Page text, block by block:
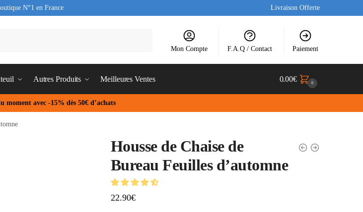
N°1 en France Livraison Offerte
Mon Compte F.A.Q / Contact Paiement
Autres Produits Meilleures Ventes 0.00€ 0
moment avec -15% dès 50€ d’achats
Housse de Chaise de
Bureau Feuilles d’automne
22.90€